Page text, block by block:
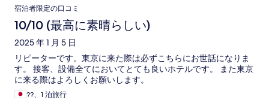
宿泊者限定の口コミ
10/10 (最高に素晴らしい)
2025 年 1 月 5 日
リピーターです。東京に来た際は必ずこちらにお世話になりま
す。 接客、設備全てにおいてとても良いホテルです。 また東京
に来る際はよろしくお願いします。
??、1 泊旅行